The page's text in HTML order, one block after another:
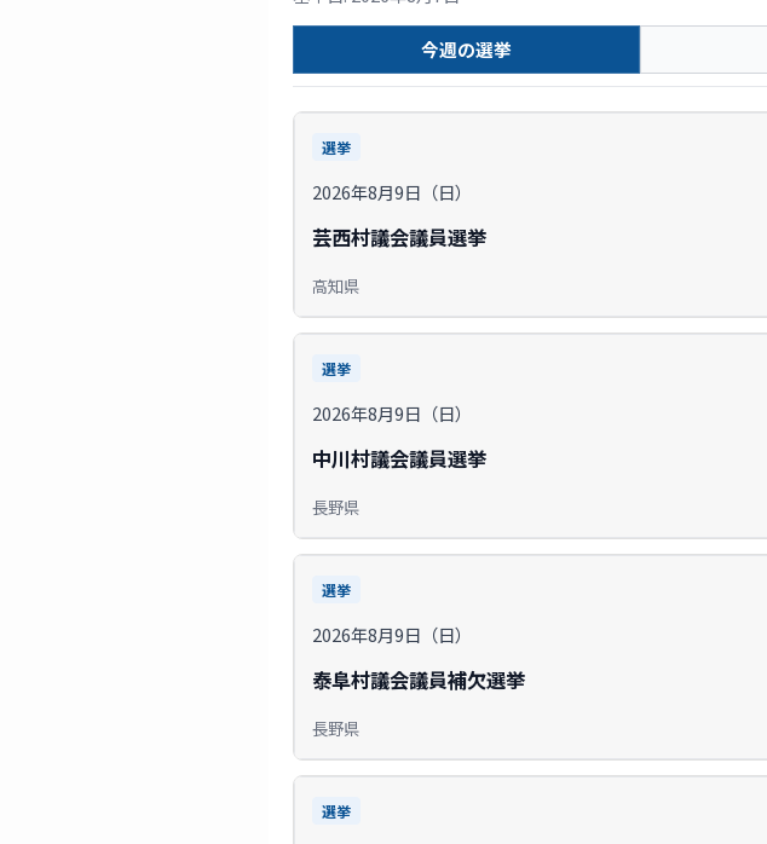
今週の選挙
選挙
2026年8月9日（日）
芸西村議会議員選挙
高知県
選挙
2026年8月9日（日）
中川村議会議員選挙
長野県
選挙
2026年8月9日（日）
泰阜村議会議員補欠選挙
長野県
選挙